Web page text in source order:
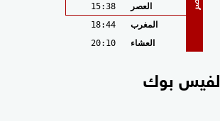
العصر
15:38
المغرب
18:44
العشاء
20:10
بوك